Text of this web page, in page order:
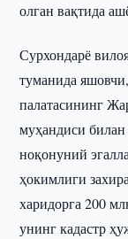
олган вақтида
Сурхондарё
туманида
палатасининг
муҳандиси
ноқонуний
ҳокимлиги
харидорга 200
унинг кадастр